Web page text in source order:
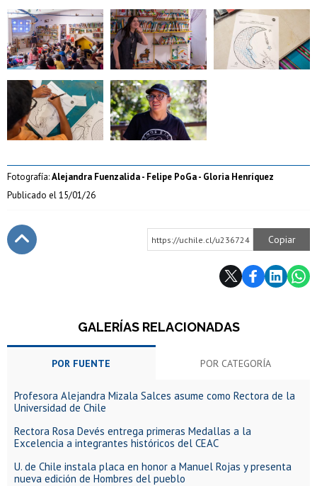
Zoom Zoom Zoom
Zoom Zoom
Fotografía:Alejandra Fuenzalida - Felipe PoGa - Gloria Henríquez
Publicado el15/01/26
https://uchile.cl/u236724 Copiar
GALERÍAS RELACIONADAS
POR FUENTE POR CATEGORÍA
Profesora Alejandra Mizala Salces asume como Rectora de la
Universidad de Chile
Rectora Rosa Devés entrega primeras Medallas a la
Excelencia a integrantes históricos del CEAC
U. de Chile instala placa en honor a Manuel Rojas y presenta
nueva edición de Hombres del pueblo